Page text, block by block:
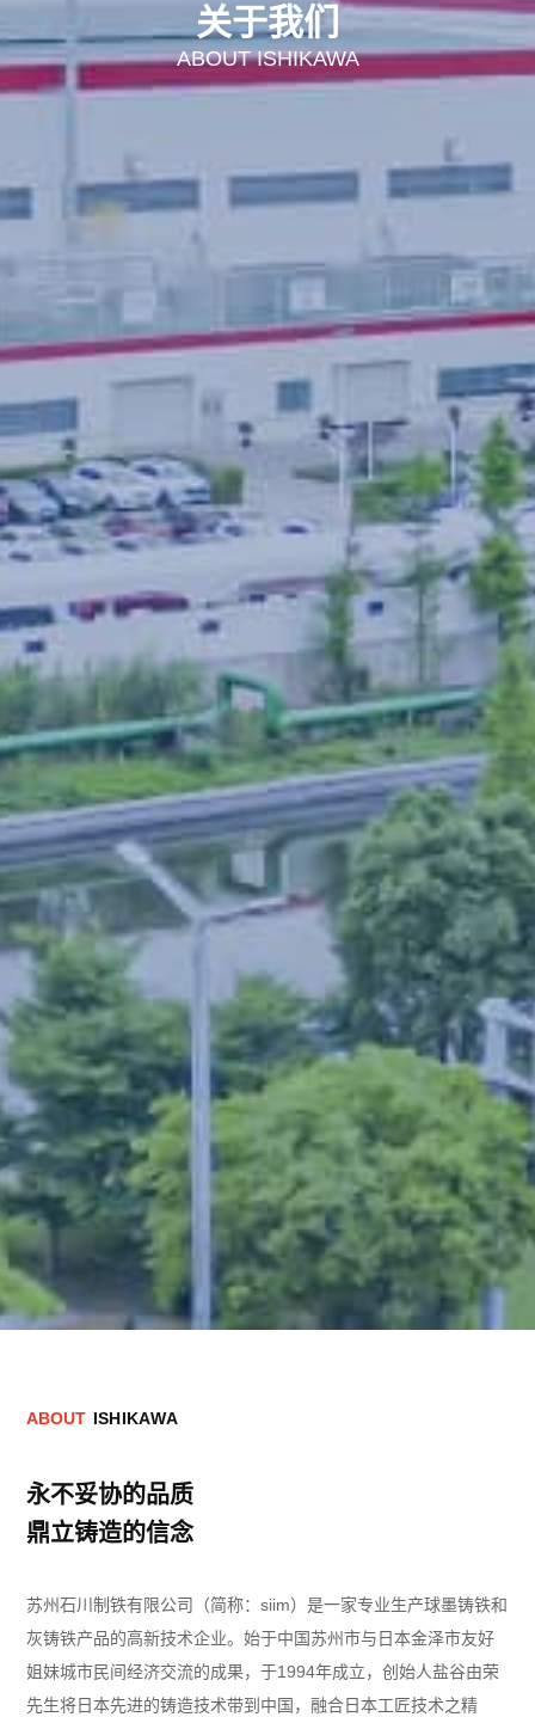
关于我们
ABOUT ISHIKAWA
ABOUT ISHIKAWA
永不妥协的品质
鼎立铸造的信念
苏州石川制铁有限公司（简称：siim）是一家专业生产球墨铸铁和
灰铸铁产品的高新技术企业。始于中国苏州市与日本金泽市友好
姐妹城市民间经济交流的成果，于1994年成立，创始人盐谷由荣
先生将日本先进的铸造技术带到中国，融合日本工匠技术之精